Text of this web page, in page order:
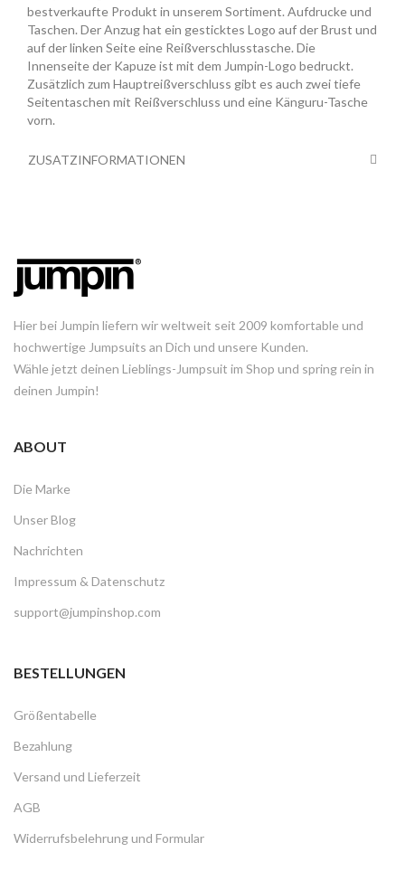
bestverkaufte Produkt in unserem Sortiment. Aufdrucke und
Taschen. Der Anzug hat ein gesticktes Logo auf der Brust und
auf der linken Seite eine Reißverschlusstasche. Die
Innenseite der Kapuze ist mit dem Jumpin-Logo bedruckt.
Zusätzlich zum Hauptreißverschluss gibt es auch zwei tiefe
Seitentaschen mit Reißverschluss und eine Känguru-Tasche
vorn.
ZUSATZINFORMATIONEN
Hier bei Jumpin liefern wir weltweit seit 2009 komfortable und
hochwertige Jumpsuits an Dich und unsere Kunden.
Wähle jetzt deinen Lieblings-Jumpsuit im Shop und spring rein in
deinen Jumpin!
ABOUT
Die Marke
Unser Blog
Nachrichten
Impressum & Datenschutz
support@jumpinshop.com
BESTELLUNGEN
Größentabelle
Bezahlung
Versand und Lieferzeit
AGB
Widerrufsbelehrung und Formular